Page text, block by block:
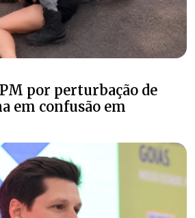
por perturbação de
em confusão em